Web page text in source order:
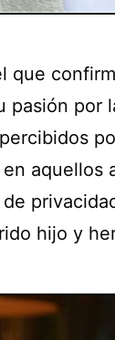
que
pasión
aquellos
hijo y